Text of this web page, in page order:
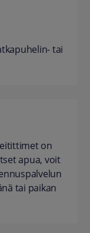
tai
on
apua, voit
tai paikan